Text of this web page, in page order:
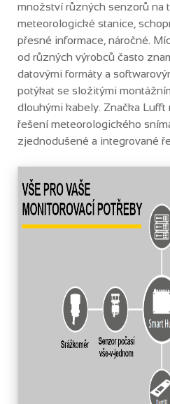
množství různých senzorů na
meteorologické stanice,
přesné informace, náročné.
od různých výrobců často
datovými formáty a
potýkat se složitými
dlouhými kabely. Značka
řešení meteorologického
zjednodušené a integrované